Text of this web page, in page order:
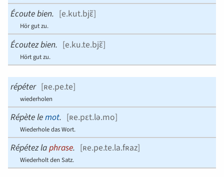
Écoute bien. [e.kut.bjɛ̃]
Hör gut zu.
Écoutez bien. [e.ku.te.bjɛ̃]
Hört gut zu.
répéter [ʀe.pe.te]
wiederholen
Répète lemot. [ʀe.pɛt.lə.mo]
Wiederhole das Wort.
Répétez laphrase. [ʀe.pe.te.la.fʀaz]
Wiederholt den Satz.